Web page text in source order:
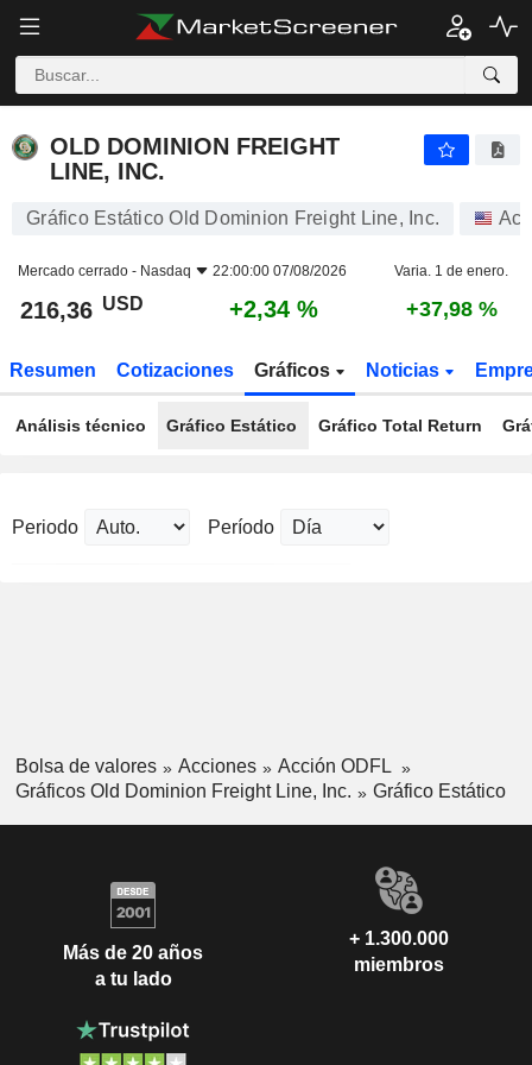
OLD DOMINION FREIGHT
LINE, INC.
Gráfico Estático Old Dominion Freight Line, Inc.
Mercado cerrado - Nasdaq 22:00:00 07/08/2026 Varia. 1 de enero.
216,36 USD +2,34 % +37,98 %
Resumen Cotizaciones Gráficos Noticias
Análisis técnico Gráfico Estático Gráfico Total Return
Periodo Período
Bolsa de valores Acciones
Acción ODFL
Gráficos Old Dominion Freight Line, Inc.
Gráfico Estático
Más de 20 años
a tu lado
+ 1.300.000
miembros